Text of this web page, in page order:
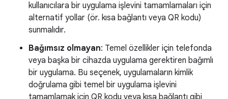
kullanıcılara bir uygulama işlevini tamamlamaları için
alternatif yollar (ör. kısa bağlantı veya QR kodu)
sunmalıdır.
Bağımsız olmayan: Temel özellikler için telefonda
veya başka bir cihazda uygulama gerektiren bağımlı
bir uygulama. Bu seçenek, uygulamaların kimlik
doğrulama gibi temel bir uygulama işlevini
tamamlamak için QR kodu veya kısa bağlantı gibi